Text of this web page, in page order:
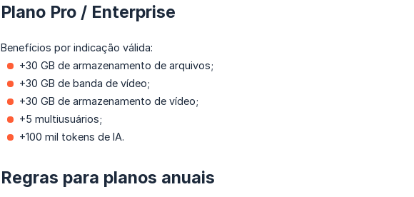
Plano Pro / Enterprise
Benefícios por indicação válida:
+30 GB de armazenamento de arquivos;
+30 GB de banda de vídeo;
+30 GB de armazenamento de vídeo;
+5 multiusuários;
+100 mil tokens de IA.
Regras para planos anuais